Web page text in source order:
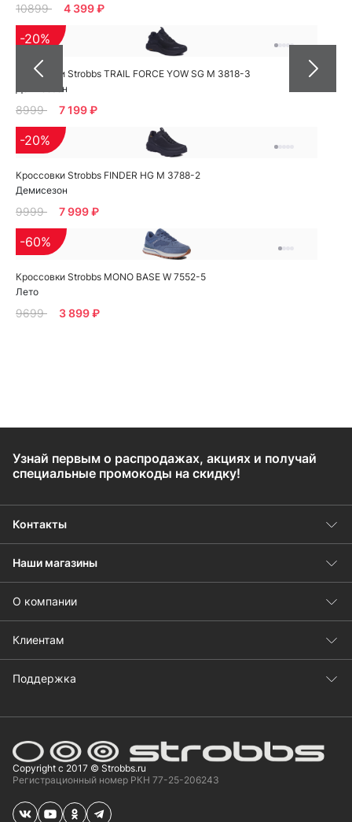
10899 4 399 ₽
Кроссовки Strobbs TRAIL FORCE YOW SG M 3818-3
Демисезон
-20%
8999 7 199 ₽
Кроссовки Strobbs FINDER HG M 3788-2
Демисезон
-20%
9999 7 999 ₽
Кроссовки Strobbs MONO BASE W 7552-5
Лето
-60%
9699 3 899 ₽
Узнай первым о распродажах, акциях и получай
специальные промокоды на скидку!
Контакты
Наши магазины
О компании
Клиентам
Поддержка
Copyright с 2017 © Strobbs.ru
Регистрационный номер РКН 77-25-206243